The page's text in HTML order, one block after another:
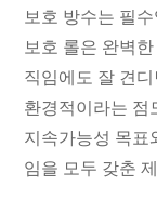
보호 방수는 필
보호 롤은 완벽
직임에도 잘 견
환경적이라는 점
지속가능성 목표
임을 모두 갖춘